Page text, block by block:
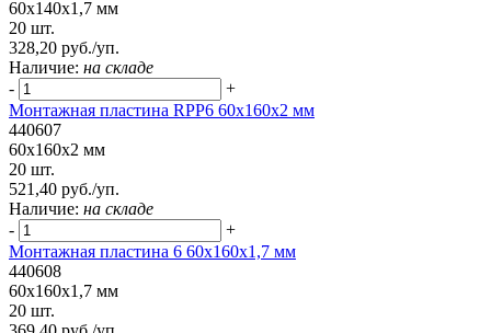
60x140x1,7 мм
20 шт.
328,20 руб./уп.
Наличие: на складе
-
+
Монтажная пластина RPP6 60x160x2 мм
440607
60x160x2 мм
20 шт.
521,40 руб./уп.
Наличие: на складе
-
+
Монтажная пластина 6 60x160x1,7 мм
440608
60x160x1,7 мм
20 шт.